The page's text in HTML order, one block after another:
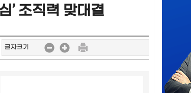
’ 조직력 맞대결
글자크기